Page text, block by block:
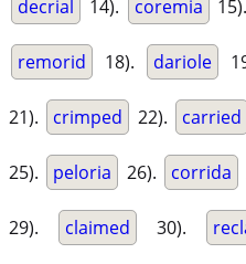
decrial 14). coremia 15).
remorid 18). dariole
21). crimped 22). carried
25). peloria 26). corrida
29). claimed 30).